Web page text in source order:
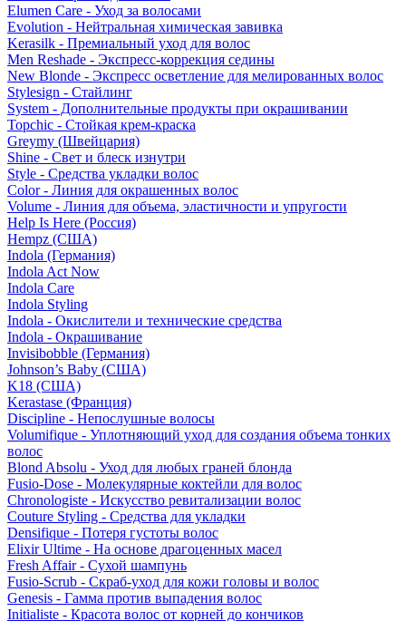
Elumen Care - Уход за волосами
Evolution - Нейтральная химическая завивка
Kerasilk - Премиальный уход для волос
Men Reshade - Экспресс-коррекция седины
New Blonde - Экспресс осветление для мелированных волос
Stylesign - Стайлинг
System - Дополнительные продукты при окрашивании
Topchic - Стойкая крем-краска
Greymy (Швейцария)
Shine - Свет и блеск изнутри
Style - Средства укладки волос
Color - Линия для окрашенных волос
Volume - Линия для объема, эластичности и упругости
Help Is Here (Россия)
Hempz (США)
Indola (Германия)
Indola Act Now
Indola Care
Indola Styling
Indola - Окислители и технические средства
Indola - Окрашивание
Invisibobble (Германия)
Johnson’s Baby (США)
K18 (США)
Kerastase (Франция)
Discipline - Непослушные волосы
Volumifique - Уплотняющий уход для создания объема тонких
волос
Blond Absolu - Уход для любых граней блонда
Fusio-Dose - Молекулярные коктейли для волос
Chronologiste - Искусство ревитализации волос
Couture Styling - Средства для укладки
Densifique - Потеря густоты волос
Elixir Ultime - На основе драгоценных масел
Fresh Affair - Сухой шампунь
Fusio-Scrub - Скраб-уход для кожи головы и волос
Genesis - Гамма против выпадения волос
Initialiste - Красота волос от корней до кончиков